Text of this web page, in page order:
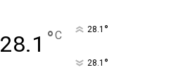
28.1 °C 28.1 °
28.1 °